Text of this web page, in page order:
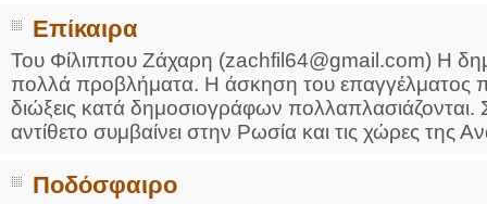
Επίκαιρα
Του Φίλιππου Ζάχαρη (zachfil64@gmail.com) Η
πολλά προβλήματα. Η άσκηση του επαγγέλματος
διώξεις κατά δημοσιογράφων πολλαπλασιάζονται.
αντίθετο συμβαίνει στην Ρωσία και τις χώρες της
Ποδόσφαιρο